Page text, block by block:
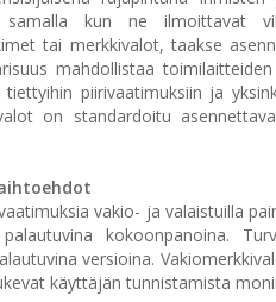
samalla kun ne ilmoittavat
tai merkkivalot, taakse
mahdollistaa
piirivaatimuksiin ja
on standardoitu
vakio- ja valaistuilla
kokoonpanoina.
versioina.
käyttäjän tunnistamista